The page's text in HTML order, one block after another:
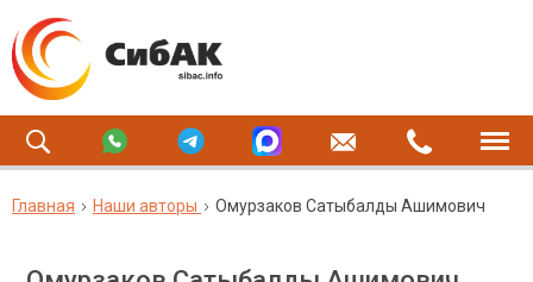
Главная Наши авторы Омурзаков Сатыбалды Ашимович